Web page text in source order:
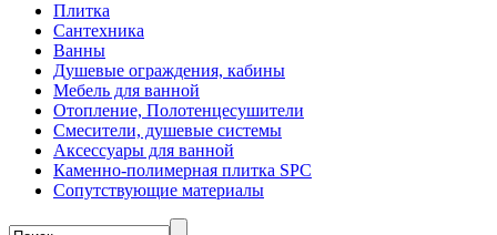
Плитка
Сантехника
Ванны
Душевые ограждения, кабины
Мебель для ванной
Отопление, Полотенцесушители
Смесители, душевые системы
Аксессуары для ванной
Каменно-полимерная плитка SPC
Сопутствующие материалы